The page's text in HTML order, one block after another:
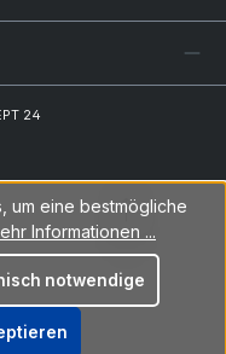
24
um eine bestmögliche
Informationen ...
notwendige